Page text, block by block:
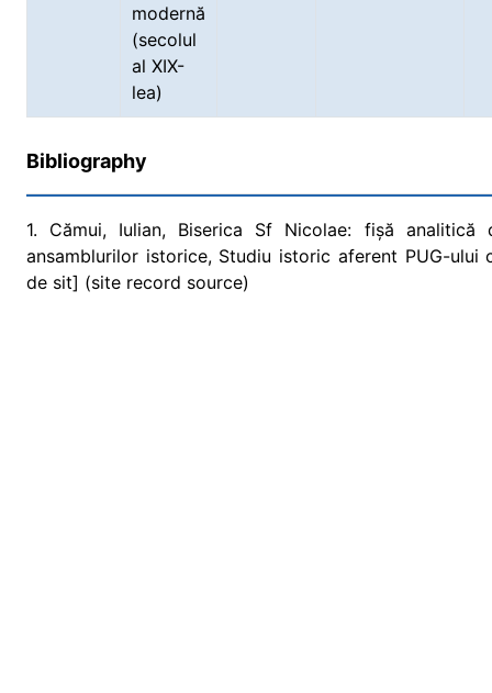
modernă
(secolul
al XIX-
lea)
Bibliography
1. Cămui, Iulian, Biserica Sf Nicolae: fișă analitică
ansamblurilor istorice, Studiu istoric aferent PUG-ului
de sit] (site record source)